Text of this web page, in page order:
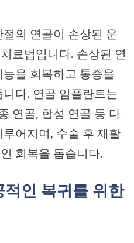
의 연골이 손상된 운
료법입니다. 손상된 연
을 회복하고 통증을
다. 연골 임플란트는
연골, 합성 연골 등 다
어지며, 수술 후 재활
회복을 돕습니다.
인 복귀를 위한